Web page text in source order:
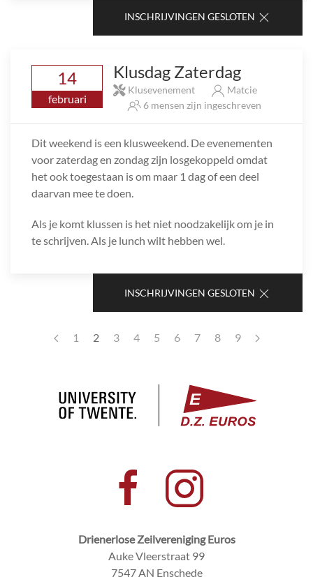
INSCHRIJVINGEN GESLOTEN
14
februari
Klusdag Zaterdag
Klusevenement
Matcie
6 mensen zijn ingeschreven
Dit weekend is een klusweekend. De evenementen
voor zaterdag en zondag zijn losgekoppeld omdat
het ook toegestaan is om maar 1 dag of een deel
daarvan mee te doen.
Als je komt klussen is het niet noodzakelijk om je in
te schrijven. Als je lunch wilt hebben wel.
INSCHRIJVINGEN GESLOTEN
1 2 3 4 5 6 7 8 9
Drienerlose Zeilvereniging Euros
Auke Vleerstraat 99
7547 AN Enschede